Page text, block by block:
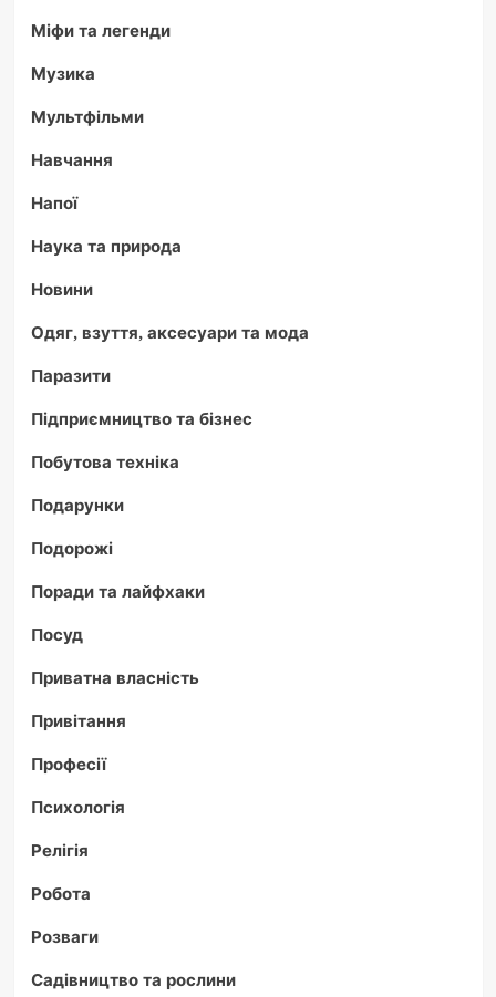
Міфи та легенди
Музика
Мультфільми
Навчання
Напої
Наука та природа
Новини
Одяг, взуття, аксесуари та мода
Паразити
Підприємництво та бізнес
Побутова техніка
Подарунки
Подорожі
Поради та лайфхаки
Посуд
Приватна власність
Привітання
Професії
Психологія
Релігія
Робота
Розваги
Садівництво та рослини